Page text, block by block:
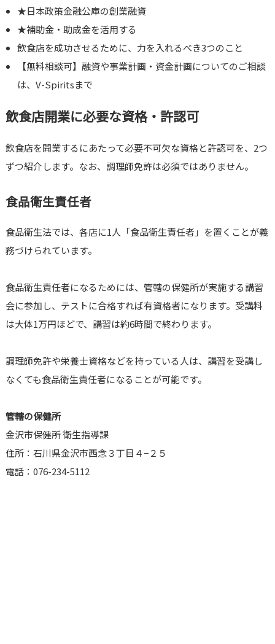
★日本政策金融公庫の創業融資
★補助金・助成金を活用する
飲食店を成功させるために、力を入れるべき3つのこと
【無料相談可】融資や事業計画・資金計画についてのご相談
は、V-Spiritsまで
飲食店開業に必要な資格・許認可
飲食店を開業するにあたって必要不可欠な資格と許認可を、2つ
ずつ紹介します。なお、調理師免許は必須ではありません。
食品衛生責任者
食品衛生法では、各店に1人「食品衛生責任者」を置くことが義
務づけられています。
食品衛生責任者になるためには、管轄の保健所が実施する講習
会に参加し、テストに合格すれば有資格者になります。受講料
は大体1万円ほどで、講習は約6時間で終わります。
調理師免許や栄養士資格などを持っている人は、講習を受講し
なくても食品衛生責任者になることが可能です。
管轄の保健所
金沢市保健所 衛生指導課
住所：石川県金沢市西念３丁目４−２５
電話：076-234-5112